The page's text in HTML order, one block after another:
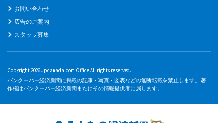
お問い合わせ
広告のご案内
スタッフ募集
Copyright 2026 Jpcanada.com Office All rights reserved.
バンクーバー経済新聞に掲載の記事・写真・図表などの無断転載を禁止します。 著
作権はバンクーバー経済新聞またはその情報提供者に属します。